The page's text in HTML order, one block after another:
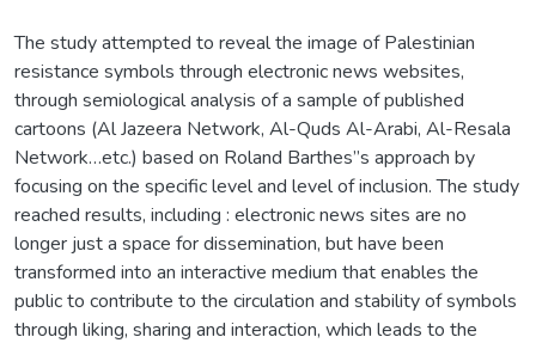
The study attempted to reveal the image of Palestinian
resistance symbols through electronic news websites,
through semiological analysis of a sample of published
cartoons (Al Jazeera Network, Al-Quds Al-Arabi, Al-Resala
Network…etc.) based on Roland Barthes’’s approach by
focusing on the specific level and level of inclusion. The study
reached results, including : electronic news sites are no
longer just a space for dissemination, but have been
transformed into an interactive medium that enables the
public to contribute to the circulation and stability of symbols
through liking, sharing and interaction, which leads to the